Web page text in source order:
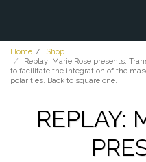
Home
Shop
Replay: Marie Rose presents:
to facilitate the integration of the
polarities. Back to square one.
REPLAY: